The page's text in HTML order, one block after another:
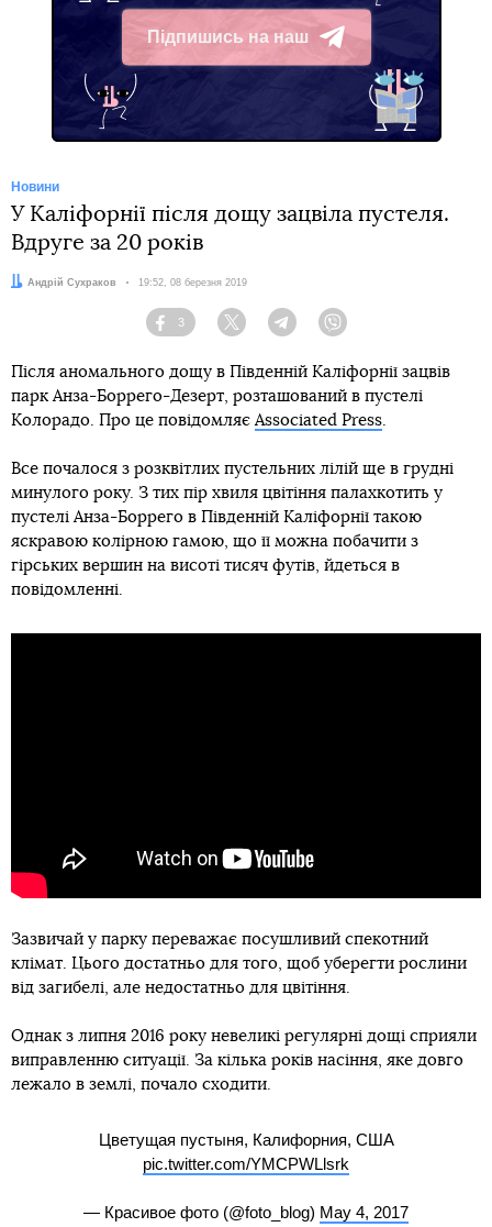
Підпишись на наш
Telegram
Новини
У Каліфорнії після дощу зацвіла пустеля.
Вдруге за 20 років
Автор:
Андрій Сухраков Дата:
19:52, 08 березня 2019
Facebook
3
Twitter TelegramViber
Після аномального дощу в Південній Каліфорнії зацвів
парк Анза-Боррего-Дезерт, розташований в пустелі
Колорадо. Про це повідомляєAssociated Press.
Все почалося з розквітлих пустельних лілій ще в грудні
минулого року. З тих пір хвиля цвітіння палахкотить у
пустелі Анза-Боррего в Південній Каліфорнії такою
яскравою колірною гамою, що її можна побачити з
гірських вершин на висоті тисяч футів, йдеться в
повідомленні.
Зазвичай у парку переважає посушливий спекотний
клімат. Цього достатньо для того, щоб уберегти рослини
від загибелі, але недостатньо для цвітіння.
Однак з липня 2016 року невеликі регулярні дощі сприяли
виправленню ситуації. За кілька років насіння, яке довго
лежало в землі, почало сходити.
Цветущая пустыня, Калифорния, США
pic.twitter.com/YMCPWLlsrk
— Красивое фото (@foto_blog) May 4, 2017